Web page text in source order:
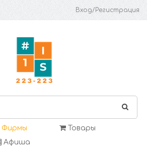
Вход/Регистрация
Фирмы
Товары
Афиша